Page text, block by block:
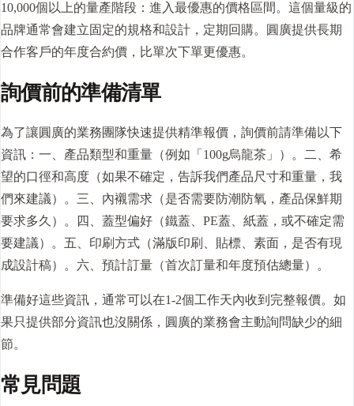
10,000個以上的量產階段：進入最優惠的價格區間。這個量級的
品牌通常會建立固定的規格和設計，定期回購。圓廣提供長期
合作客戶的年度合約價，比單次下單更優惠。
詢價前的準備清單
為了讓圓廣的業務團隊快速提供精準報價，詢價前請準備以下
資訊：一、產品類型和重量（例如「100g烏龍茶」）。二、希
望的口徑和高度（如果不確定，告訴我們產品尺寸和重量，我
們來建議）。三、內襯需求（是否需要防潮防氧，產品保鮮期
要求多久）。四、蓋型偏好（鐵蓋、PE蓋、紙蓋，或不確定需
要建議）。五、印刷方式（滿版印刷、貼標、素面，是否有現
成設計稿）。六、預計訂量（首次訂量和年度預估總量）。
準備好這些資訊，通常可以在1-2個工作天內收到完整報價。如
果只提供部分資訊也沒關係，圓廣的業務會主動詢問缺少的細
節。
常見問題